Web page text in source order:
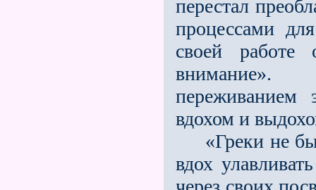
перестал
процессами
своей работе
переживанием
вдохом и
«Греки не
вдох